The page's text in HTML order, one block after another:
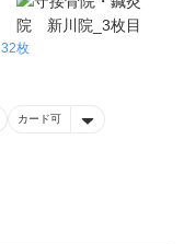
32枚
カード可